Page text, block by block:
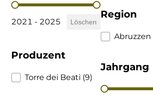
Jahrgang
2021 - 2025 Löschen
Produzent
Produzent
Torre dei Beati (9)
Region
Region
Abruzzen
Jahrgang
Jahrgang